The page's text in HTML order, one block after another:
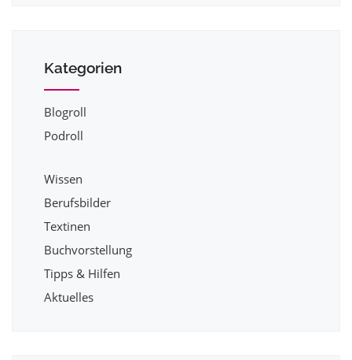
Kategorien
Blogroll
Podroll
Wissen
Berufsbilder
Textinen
Buchvorstellung
Tipps & Hilfen
Aktuelles